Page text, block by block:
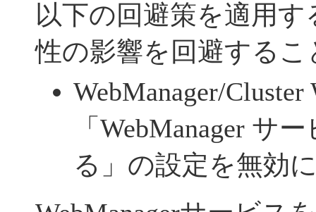
以下の回避策を適用
性の影響を回避する
WebManager/Cluster
「WebManager サ
る」の設定を無効